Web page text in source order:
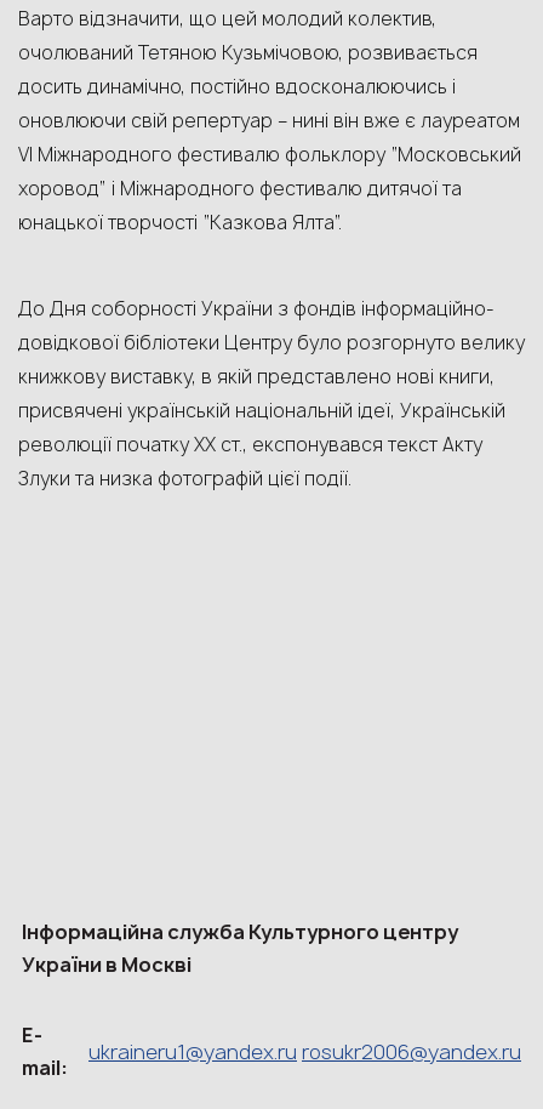
Варто відзначити, що цей молодий колектив,
очолюваний Тетяною Кузьмічовою, розвивається
досить динамічно, постійно вдосконалюючись і
оновлюючи свій репертуар – нині він вже є лауреатом
VI Міжнародного фестивалю фольклору “Московський
хоровод” і Міжнародного фестивалю дитячої та
юнацької творчості “Казкова Ялта”.
До Дня соборності України з фондів інформаційно-
довідкової бібліотеки Центру було розгорнуто велику
книжкову виставку, в якій представлено нові книги,
присвячені українській національній ідеї, Українській
революції початку ХХ ст., експонувався текст Акту
Злуки та низка фотографій цієї події.
Інформаційна служба Культурного центру
України в Москві
E-
mail:
ukraineru1@yandex.ru rosukr2006@yandex.ru